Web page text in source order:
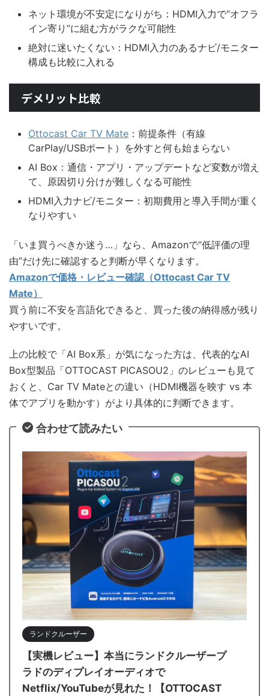
ネット環境が不安定になりがち：HDMI入力で“オフラ
イン寄り”に組む方がラクな可能性
絶対に迷いたくない：HDMI入力のあるナビ/モニター
構成も比較に入れる
デメリット比較
Ottocast Car TV Mate ：前提条件（有線
CarPlay/USBポート）を外すと何も始まらない
AI Box：通信・アプリ・アップデートなど変数が増え
て、原因切り分けが難しくなる可能性
HDMI入力ナビ/モニター：初期費用と導入手間が重く
なりやすい
「いま買うべきか迷う…」なら、Amazonで“低評価の理
由”だけ先に確認すると判断が早くなります。
Amazonで価格・レビュー確認（Ottocast Car TV
Mate）
買う前に不安を言語化できると、買った後の納得感が残り
やすいです。
上の比較で「AI Box系」が気になった方は、代表的なAI
Box型製品「OTTOCAST PICASOU2」のレビューも見て
おくと、Car TV Mateとの違い（HDMI機器を映す vs 本
体でアプリを動かす）がより具体的に判断できます。
合わせて読みたい
ランドクルーザー
【実機レビュー】本当にランドクルーザープ
ラドのディプレイオーディオで
Netflix/YouTubeが見れた！【OTTOCAST